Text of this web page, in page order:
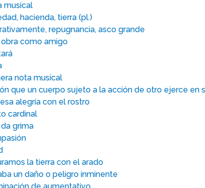
musical
hacienda, tierra (pl.)
repugnancia, asco grande
obra como amigo
nota musical
que un cuerpo sujeto a la acción de otro ejerce en
alegría con el rostro
cardinal
grima
la tierra con el arado
un daño o peligro inminente